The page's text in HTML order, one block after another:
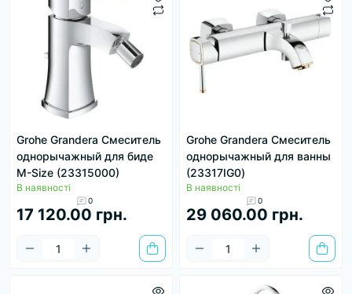
Grohe Grandera Смеситель
однорычажный для биде
M-Size (23315000)
В наявності
0
17 120.00 грн.
Grohe Grandera Смеситель
однорычажный для ванны
(23317IG0)
В наявності
0
29 060.00 грн.